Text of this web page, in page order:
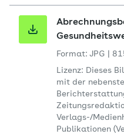
Format: JPG
Lizenz: Dieses
mit der
Verlags-/
Publikationen